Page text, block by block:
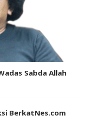
Sabda Allah
BerkatNes.com